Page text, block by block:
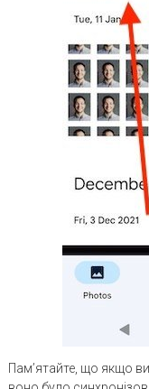
Пам’ятайте, що якщо